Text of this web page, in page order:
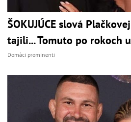
ŠOKUJÚCE slová
tajili... Tomuto po rokoch
Domáci prominenti